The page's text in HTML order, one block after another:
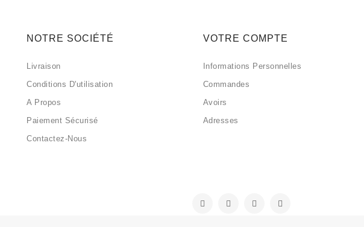
NOTRE SOCIÉTÉ
Livraison
Conditions D'utilisation
A Propos
Paiement Sécurisé
Contactez-Nous
VOTRE COMPTE
Informations Personnelles
Commandes
Avoirs
Adresses